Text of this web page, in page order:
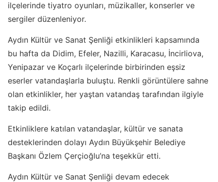
ilçelerinde tiyatro oyunları, müzikaller, konserler ve
sergiler düzenleniyor.
Aydın Kültür ve Sanat Şenliği etkinlikleri kapsamında
bu hafta da Didim, Efeler, Nazilli, Karacasu, İncirliova,
Yenipazar ve Koçarlı ilçelerinde birbirinden eşsiz
eserler vatandaşlarla buluştu. Renkli görüntülere sahne
olan etkinlikler, her yaştan vatandaş tarafından ilgiyle
takip edildi.
Etkinliklere katılan vatandaşlar, kültür ve sanata
desteklerinden dolayı Aydın Büyükşehir Belediye
Başkanı Özlem Çerçioğlu’na teşekkür etti.
Aydın Kültür ve Sanat Şenliği devam edecek